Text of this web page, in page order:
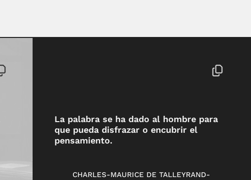
La palabra se ha dado al hombre para
que pueda disfrazar o encubrir el
pensamiento.
CHARLES-MAURICE DE TALLEYRAND-